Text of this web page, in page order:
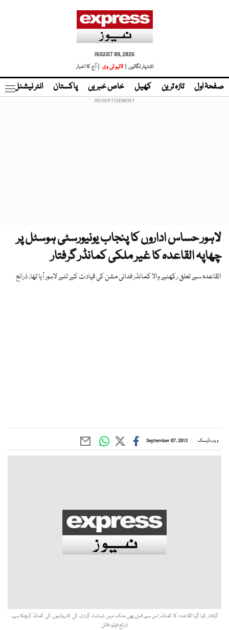
AUGUST 09, 2026
اشتہار لگائیں |
لائیو ٹی وی | آج کا اخبار
صفحۂ اول تازہ ترین کھیل خاص خبریں پاکستان انٹر نیشنل
لاہور حساس اداروں کا پنجاب یونیورسٹی ہوسٹل پر
چھاپہ القاعدہ کا غیر ملکی کمانڈر گرفتار
القاعدہ سے تعلق رکھنے والا کمانڈر فدائی مشن کی قیادت کے لئے لاہور آیا تھا، ذرائع
ویب ڈیسک September 07, 2013
گرفتار کیا گیا القاعدہ کا کمانڈر اس سے قبل بھی ملک میں دہشت گردی کی کارروائیوں کی کمانڈ کرچکا ہے،
ذرائع فوٹو: فائل